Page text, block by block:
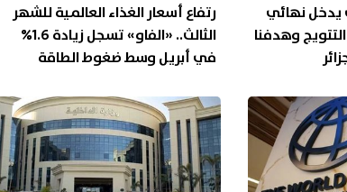
يدخل نهائي
وهدفنا
رتفاع أسعار الغذاء العالمية للشهر
الثالث.. «الفاو» تسجل زيادة 1.6%
في أبريل وسط ضغوط الطاقة